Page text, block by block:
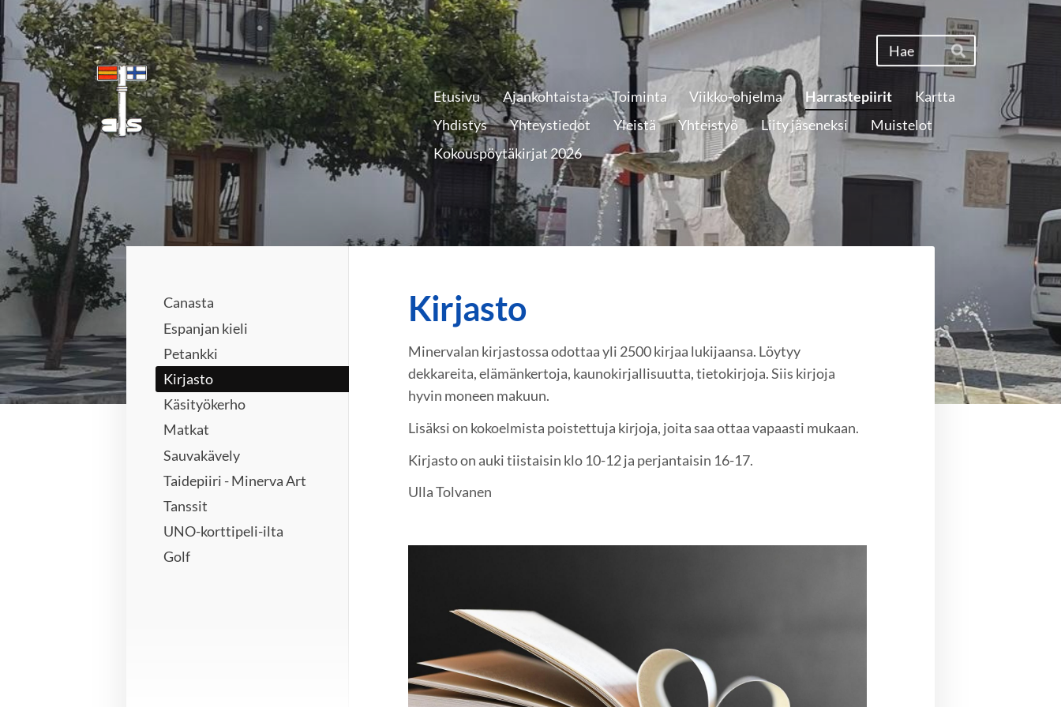
Siirry
sivun
sisältöön
Haku
Hae
Benalmadenan Suomalaiset ry
Etusivu Ajankohtaista Toiminta Viikko-ohjelma Harrastepiirit
Kartta
Yhdistys
Yhteystiedot Yleistä Yhteistyö Liity jäseneksi
Muistelot
Kokouspöytäkirjat 2026
Canasta
Espanjan kieli
Petankki
Kirjasto
Käsityökerho
Matkat
Sauvakävely
Taidepiiri - Minerva Art
Tanssit
UNO-korttipeli-ilta
Golf
Kirjasto
Minervalan kirjastossa odottaa yli 2500 kirjaa lukijaansa. Löytyy
dekkareita, elämänkertoja, kaunokirjallisuutta, tietokirjoja. Siis kirjoja
hyvin moneen makuun.
Lisäksi on kokoelmista poistettuja kirjoja, joita saa ottaa vapaasti mukaan.
Kirjasto on auki tiistaisin klo 10-12 ja perjantaisin 16-17.
Ulla Tolvanen